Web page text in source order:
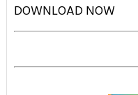
DOWNLOAD NOW